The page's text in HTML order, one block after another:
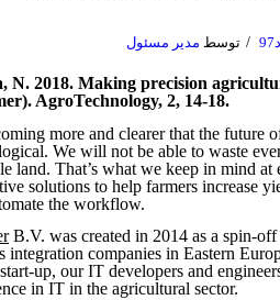
/ توسط مدیر مسئول
N. 2018. Making precision
AgroTechnology, 2, 14-18.
more and clearer that the future
We will not be able to waste
land. That’s what we keep in mind at
solutions to help farmers increase
the workflow.
B.V. was created in 2014 as a spin-
integration companies in Eastern
up, our IT developers and
in IT in the agricultural sector.